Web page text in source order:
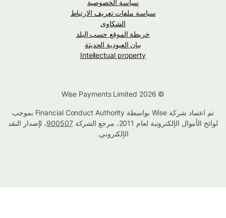
سياسة الخصوصية
سياسة ملفات تعريف الارتباط
الشكاوى
خريطة الموقع حسب البلد
بيان العبودية الحديثة
Intellectual property
تم اعتماد شركة Wise بواسطة Financial Conduct Authority بموجب
لوائح الأموال الإلكترونية لعام 2011، مرجع الشركة
900507، لإصدار النقد
الإلكتروني.